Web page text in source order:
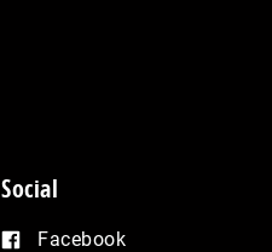
Social
Facebook